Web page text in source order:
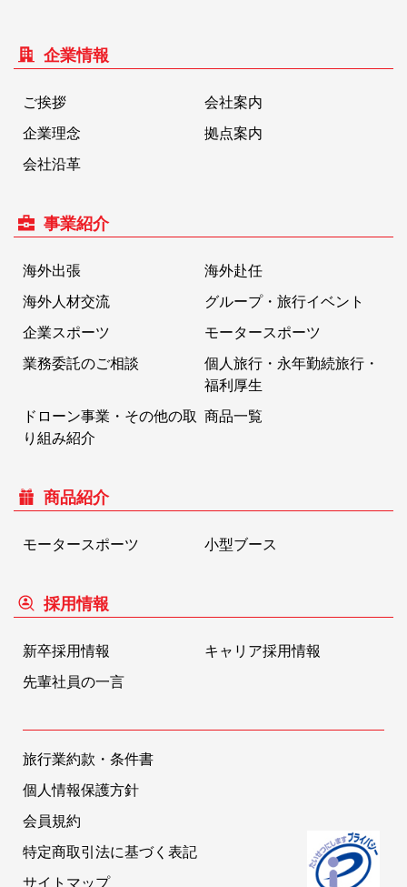
企業情報
ご挨拶
会社案内
企業理念
拠点案内
会社沿革
事業紹介
海外出張
海外赴任
海外人材交流
グループ・旅行イベント
企業スポーツ
モータースポーツ
業務委託のご相談
個人旅行・永年勤続旅行・
福利厚生
ドローン事業・その他の取
り組み紹介
商品一覧
商品紹介
モータースポーツ 小型ブース
採用情報
新卒採用情報
キャリア採用情報
先輩社員の一言
旅行業約款・条件書
個人情報保護方針
会員規約
特定商取引法に基づく表記
サイトマップ